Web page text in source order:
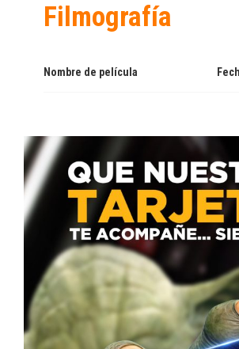
Filmografía
Nombre de película